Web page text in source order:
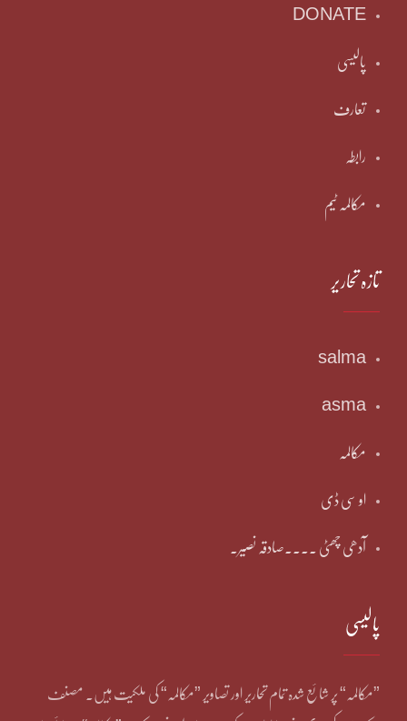
DONATE
پالیسی
تعارف
رابطہ
مکالمہ ٹیم
تازہ تحاریر
salma
asma
مکالمہ
او سی ڈی
آدھی چھٹی ۔۔۔۔صادقہ نصیر۔
پالیسی
”مکالمہ“ پر شائع شدہ تمام تحاریر اور تصاویر ”مکالمہ“ کی ملکیت ہیں۔ مصنف